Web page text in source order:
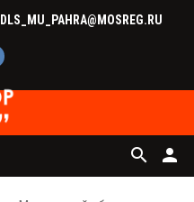
person
search